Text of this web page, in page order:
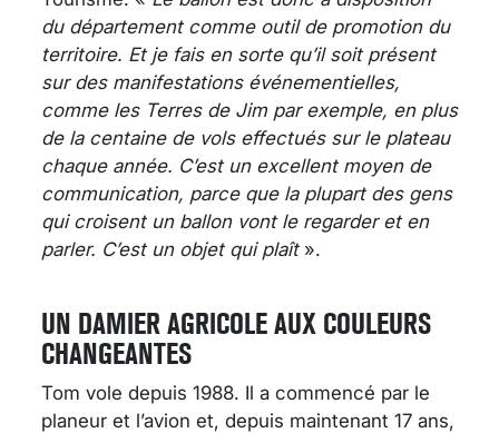
du département comme outil de promotion du
territoire. Et je fais en sorte qu’il soit présent
sur des manifestations événementielles,
comme les Terres de Jim par exemple, en plus
de la centaine de vols effectués sur le plateau
chaque année. C’est un excellent moyen de
communication, parce que la plupart des gens
qui croisent un ballon vont le regarder et en
parler. C’est un objet qui plaît».
UN DAMIER AGRICOLE AUX COULEURS
CHANGEANTES
Tom vole depuis 1988. Il a commencé par le
planeur et l’avion et, depuis maintenant 17 ans,